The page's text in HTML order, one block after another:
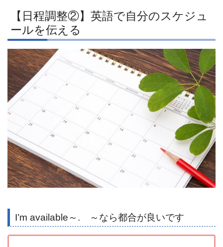
【日程調整②】英語で自分のスケジュ
ールを伝える
I’m available～. ～なら都合が良いです